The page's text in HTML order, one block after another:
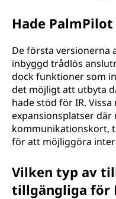
Hade
De första versionerna
inbyggd trådlös
dock funktioner som
det möjligt att utbyta
hade stöd för IR.
expansionsplatser
kommunikationskort,
för att möjliggöra
Vilken typ av
tillgängliga för